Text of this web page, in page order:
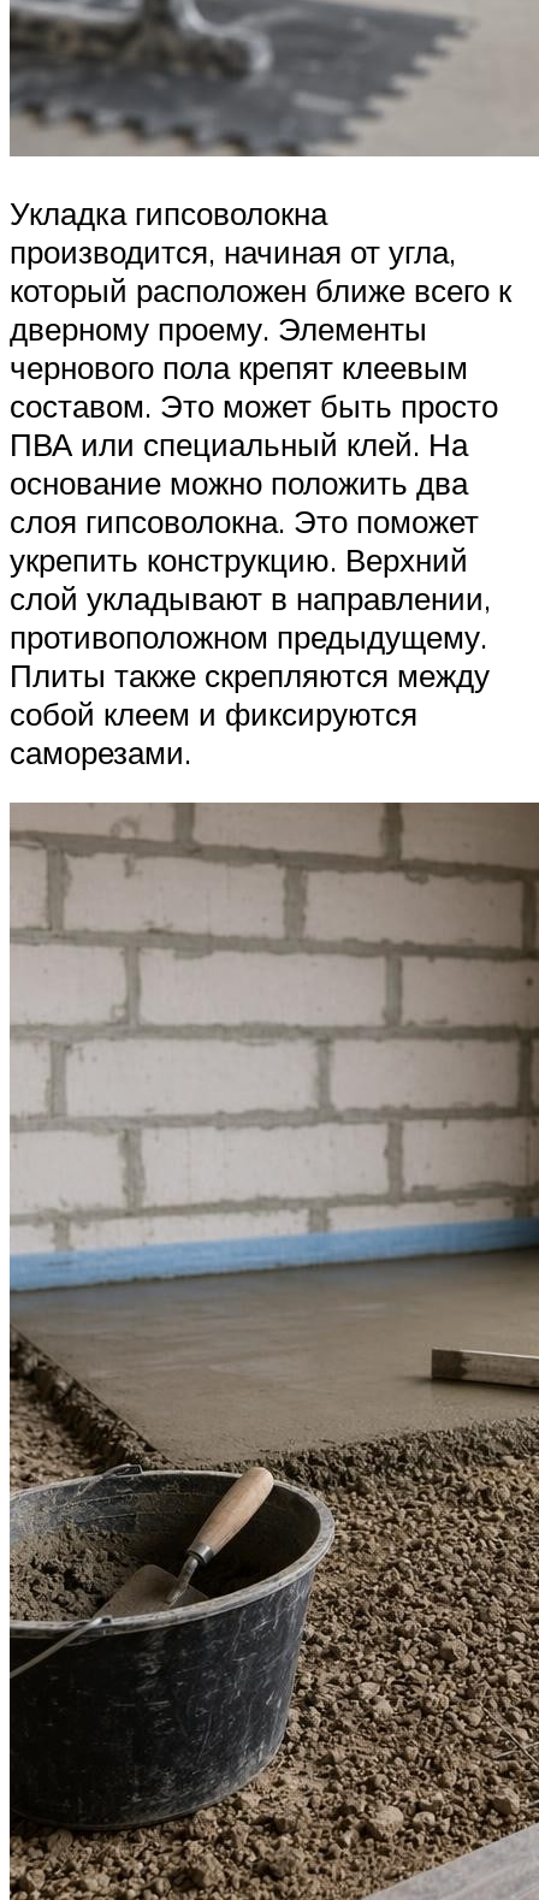
Укладка гипсоволокна
производится, начиная от угла,
который расположен ближе всего к
дверному проему. Элементы
чернового пола крепят клеевым
составом. Это может быть просто
ПВА или специальный клей. На
основание можно положить два
слоя гипсоволокна. Это поможет
укрепить конструкцию. Верхний
слой укладывают в направлении,
противоположном предыдущему.
Плиты также скрепляются между
собой клеем и фиксируются
саморезами.